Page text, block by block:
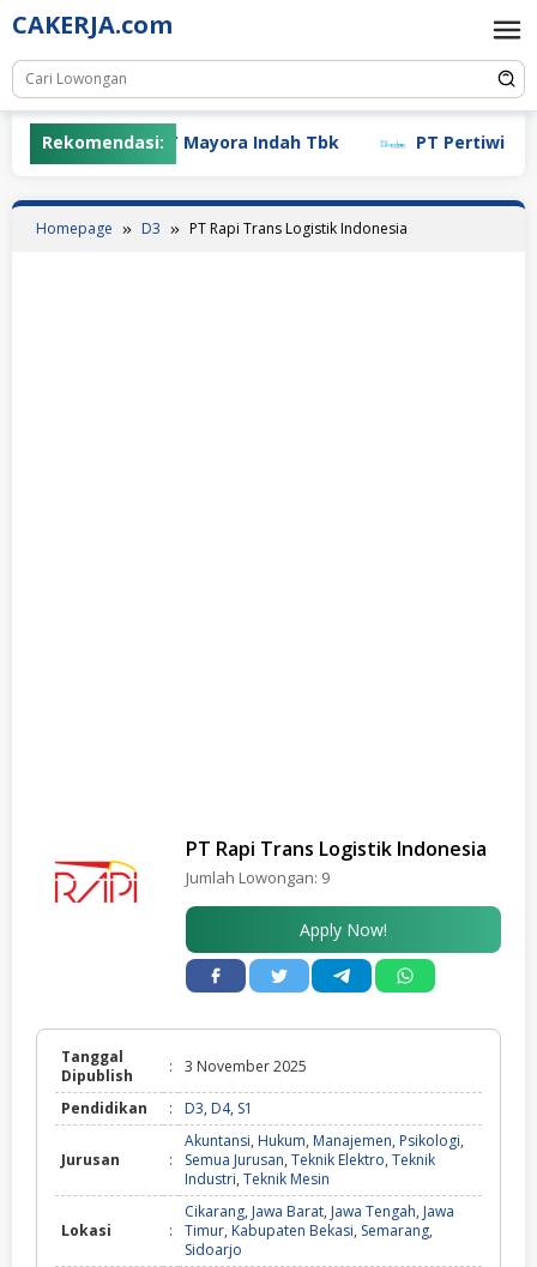
Skip
to
content
CAKERJA.com
Rekomendasi:PT Mayora Indah Tbk PT Pertiwi Agung
Homepage D3 PT Rapi Trans Logistik Indonesia
PT Rapi Trans Logistik Indonesia
Jumlah Lowongan: 9
Apply Now!
Tanggal
Dipublish
: 3 November 2025
Pendidikan : D3, D4, S1
Jurusan :
Akuntansi, Hukum, Manajemen, Psikologi,
Semua Jurusan, Teknik Elektro, Teknik
Industri, Teknik Mesin
Lokasi :
Cikarang, Jawa Barat, Jawa Tengah, Jawa
Timur, Kabupaten Bekasi, Semarang,
Sidoarjo